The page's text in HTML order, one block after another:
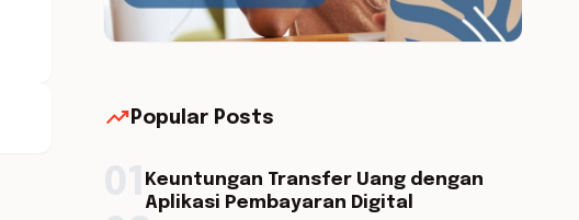
trending_up Popular Posts
Keuntungan Transfer Uang dengan
Aplikasi Pembayaran Digital